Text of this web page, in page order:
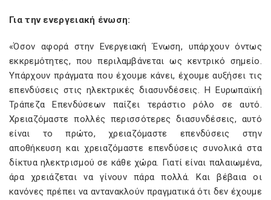
Για την ενεργειακή ένωση:
«Όσον αφορά στην Ενεργειακή Ένωση, υπάρχουν όντως
εκκρεμότητες, που περιλαμβάνεται ως κεντρικό σημείο.
Υπάρχουν πράγματα που έχουμε κάνει, έχουμε αυξήσει τις
επενδύσεις στις ηλεκτρικές διασυνδέσεις. Η Ευρωπαϊκή
Τράπεζα Επενδύσεων παίζει τεράστιο ρόλο σε αυτό.
Χρειαζόμαστε πολλές περισσότερες διασυνδέσεις, αυτό
είναι το πρώτο, χρειαζόμαστε επενδύσεις στην
αποθήκευση και χρειαζόμαστε επενδύσεις συνολικά στα
δίκτυα ηλεκτρισμού σε κάθε χώρα. Γιατί είναι παλαιωμένα,
άρα χρειάζεται να γίνουν πάρα πολλά. Και βέβαια οι
κανόνες πρέπει να αντανακλούν πραγματικά ότι δεν έχουμε